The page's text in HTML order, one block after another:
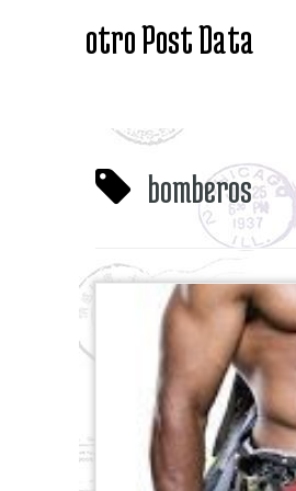
otro Post Data
bomberos